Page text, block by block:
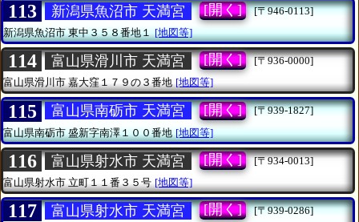
113 新潟県魚沼市 天満宮 [開く]
[〒946-0113]
新潟県魚沼市東中３５８番地１ [地図等]
114 富山県滑川市 天満宮 [開く]
[〒936-0000]
富山県滑川市嘉大窪１７９の３番地 [地図等]
115 富山県南砺市 天満宮 [開く]
[〒939-1827]
富山県南砺市盛新字南澤１００番地 [地図等]
116 富山県射水市 天満宮 [開く]
[〒934-0013]
富山県射水市立町１１番３５号 [地図等]
117 富山県射水市 天満宮 [開く]
[〒939-0286]